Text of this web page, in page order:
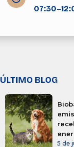
ÚLTIMO BLOG
5 de